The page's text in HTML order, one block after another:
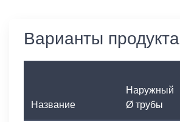
Варианты продукта
Название
Наружный
Ø трубы